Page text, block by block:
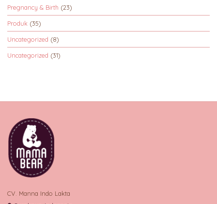
Pregnancy & Birth (23)
Produk (35)
Uncategorized (8)
Uncategorized (31)
CV. Manna Indo Lakta